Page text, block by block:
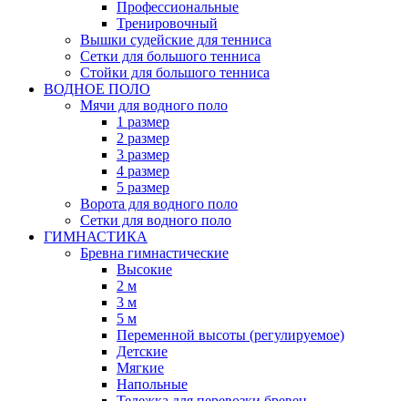
Профессиональные
Тренировочный
Вышки судейские для тенниса
Сетки для большого тенниса
Стойки для большого тенниса
ВОДНОЕ ПОЛО
Мячи для водного поло
1 размер
2 размер
3 размер
4 размер
5 размер
Ворота для водного поло
Сетки для водного поло
ГИМНАСТИКА
Бревна гимнастические
Высокие
2 м
3 м
5 м
Переменной высоты (регулируемое)
Детские
Мягкие
Напольные